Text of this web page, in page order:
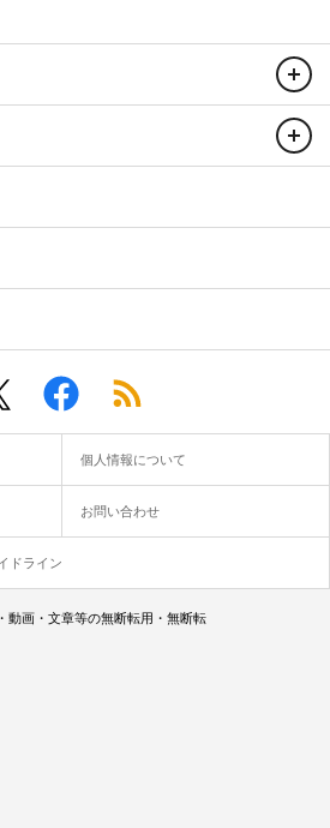
個人情報について
お問い合わせ
ドライン
動画・文章等の無断転用・無断転